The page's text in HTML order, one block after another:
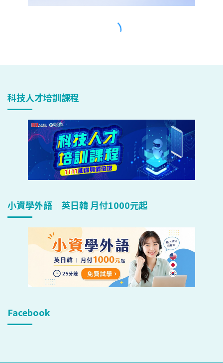
科技人才培訓課程
小資學外語｜英日韓 月付1000元起
Facebook